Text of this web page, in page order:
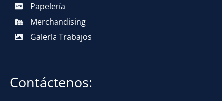
Papelería
Merchandising
Galería Trabajos
Contáctenos: